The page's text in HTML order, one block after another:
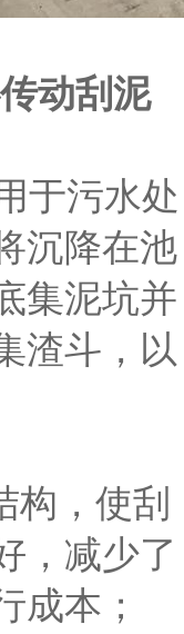
动刮泥
于污水处
沉降在池
集泥坑并
渣斗，以
构，使刮
，减少了
成本；